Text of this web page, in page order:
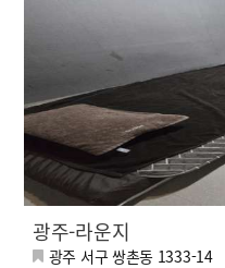
광주-라운지
광주 서구 쌍촌동 1333-14